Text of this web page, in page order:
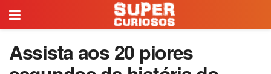
Assista aos 20 piores